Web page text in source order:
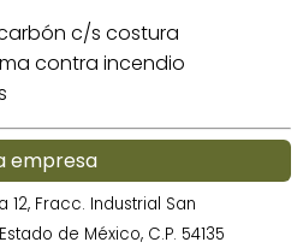
c/s costura
contra incendio
empresa
12, Fracc. Industrial San
de México, C.P. 54135